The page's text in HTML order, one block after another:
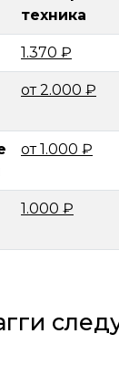
техника
1.370 ₽
от 2.000 ₽
от 1.000 ₽
1.000 ₽